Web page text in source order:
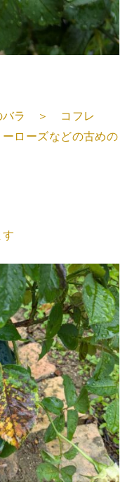
のバラ ＞ コフレ
ローズなどの古めの